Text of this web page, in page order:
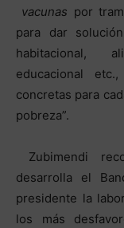
vacunas por
para dar
habitacional,
educacional
concretas para
pobreza”.
Zubimendi
desarrolla el
presidente la
los más